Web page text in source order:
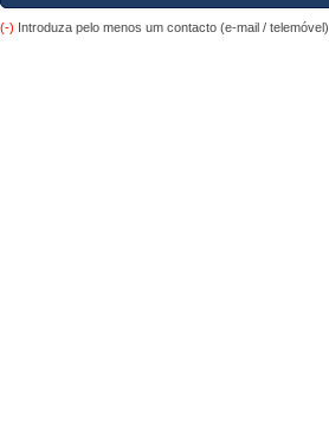
(-) Introduza pelo menos um contacto (e-mail / telemóvel)